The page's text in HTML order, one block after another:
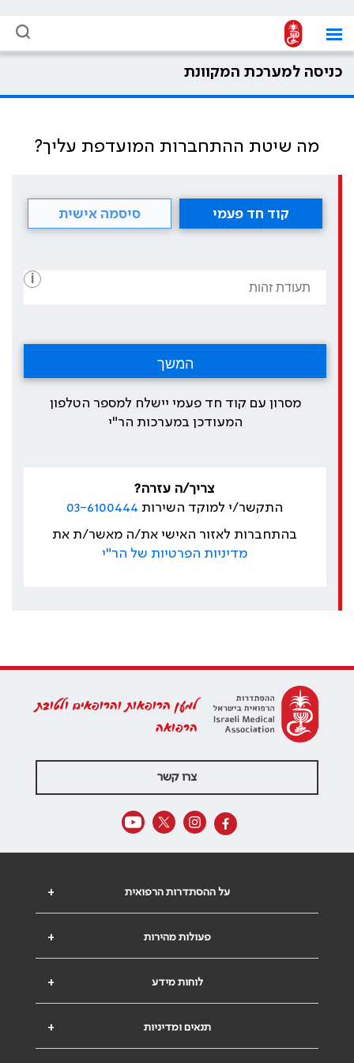
כניסה למערכת המקוונת
מה שיטת ההתחברות המועדפת עליך?
קוד חד פעמי סיסמה אישית
i
מסרון עם קוד חד פעמי יישלח למספר הטלפון
המעודכן במערכות הר"י
צריך/ה עזרה?
התקשר/י למוקד השירות 03-6100444
בהתחברות לאזור האישי את/ה מאשר/ת את
מדיניות הפרטיות של הר"י
למען הרופאות והרופאים ולטובת
הרפואה
צרו קשר
+ על ההסתדרות הרפואית
+ פעולות מהירות
+ לוחות מידע
+ תנאים ומדיניות